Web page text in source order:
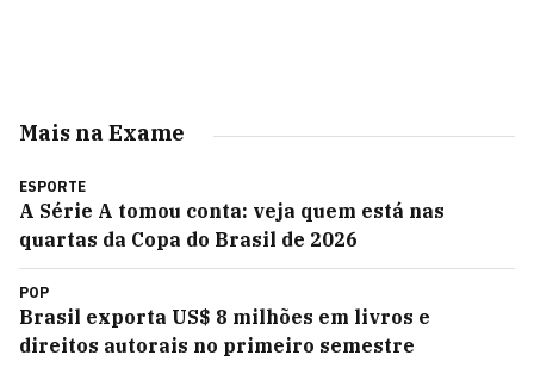
Mais na Exame
ESPORTE
A Série A tomou conta: veja quem está nas
quartas da Copa do Brasil de 2026
POP
Brasil exporta US$ 8 milhões em livros e
direitos autorais no primeiro semestre